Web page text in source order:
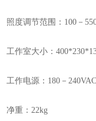
照度调节范围： 100 －
工作室大小：
工作电源： 180 － 240VAC
净重： 22kg